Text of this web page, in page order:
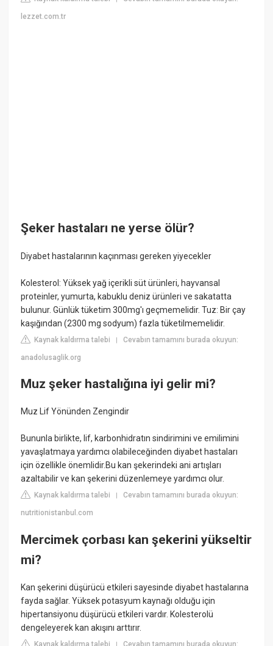
lezzet.com.tr
Şeker hastaları ne yerse ölür?
Diyabet hastalarının kaçınması gereken yiyecekler
Kolesterol: Yüksek yağ içerikli süt ürünleri, hayvansal
proteinler, yumurta, kabuklu deniz ürünleri ve sakatatta
bulunur. Günlük tüketim 300mg'ı geçmemelidir. Tuz: Bir çay
kaşığından (2300 mg sodyum) fazla tüketilmemelidir.
Kaynak kaldırma talebi |Cevabın tamamını burada okuyun:
anadolusaglik.org
Muz şeker hastalığına iyi gelir mi?
Muz Lif Yönünden Zengindir
Bununla birlikte, lif, karbonhidratın sindirimini ve emilimini
yavaşlatmaya yardımcı olabileceğinden diyabet hastaları
için özellikle önemlidir.Bu kan şekerindeki ani artışları
azaltabilir ve kan şekerini düzenlemeye yardımcı olur.
Kaynak kaldırma talebi |Cevabın tamamını burada okuyun:
nutritionistanbul.com
Mercimek çorbası kan şekerini yükseltir
mi?
Kan şekerini düşürücü etkileri sayesinde diyabet hastalarına
fayda sağlar. Yüksek potasyum kaynağı olduğu için
hipertansiyonu düşürücü etkileri vardır. Kolesterolü
dengeleyerek kan akışını arttırır.